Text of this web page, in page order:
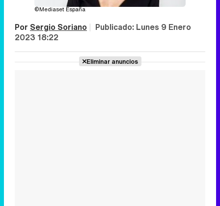
©Mediaset España
Por Sergio Soriano | Publicado: Lunes 9 Enero
2023 18:22
Eliminar anuncios